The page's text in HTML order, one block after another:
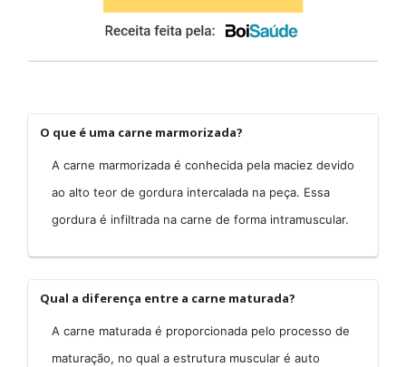
O que é uma carne marmorizada?
A carne marmorizada é conhecida pela maciez devido
ao alto teor de gordura intercalada na peça. Essa
gordura é infiltrada na carne de forma intramuscular.
Qual a diferença entre a carne maturada?
A carne maturada é proporcionada pelo processo de
maturação, no qual a estrutura muscular é auto